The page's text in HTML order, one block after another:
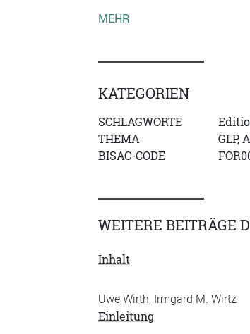
MEHR
KATEGORIEN
SCHLAGWORTE
THEMA
GLP,
BISAC-CODE
WEITERE BEITRÄGE
Inhalt
Uwe Wirth, Irmgard M. Wirtz
Einleitung